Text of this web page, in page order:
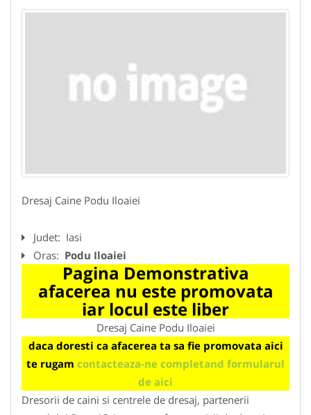
Dresaj Caine Podu Iloaiei
Judet: Iasi
Oras: Podu Iloaiei
Pagina Demonstrativa
afacerea nu este promovata
iar locul este liber
Dresaj Caine Podu Iloaiei
daca doresti ca afacerea ta sa fie promovata aici
te rugam contacteaza-ne completand formularul
de aici
Dresorii de caini si centrele de dresaj, partenerii